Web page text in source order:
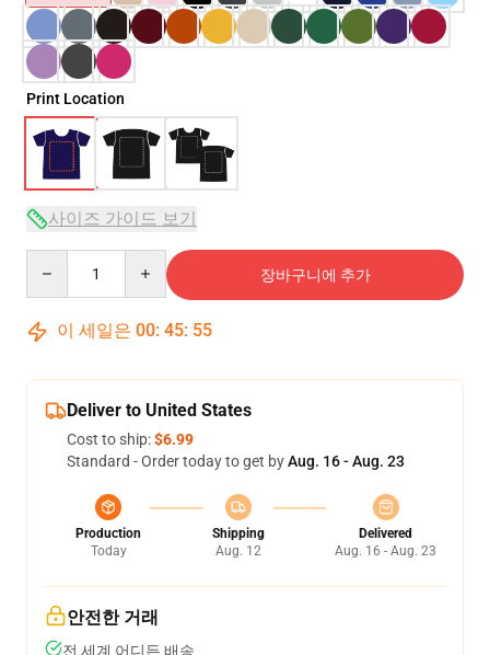
Print Location
사이즈 가이드 보기
장바구니에 추가
이 세일은 00: 45: 54
Deliver to United States
Cost to ship:$6.99
Standard - Order today to get byAug. 16 - Aug. 23
Production
Today
Shipping
Aug. 12
Delivered
Aug. 16 - Aug. 23
안전한 거래
전 세계 어디든 배송